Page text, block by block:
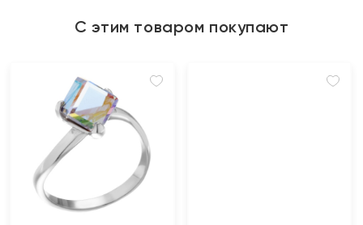
С этим товаром покупают